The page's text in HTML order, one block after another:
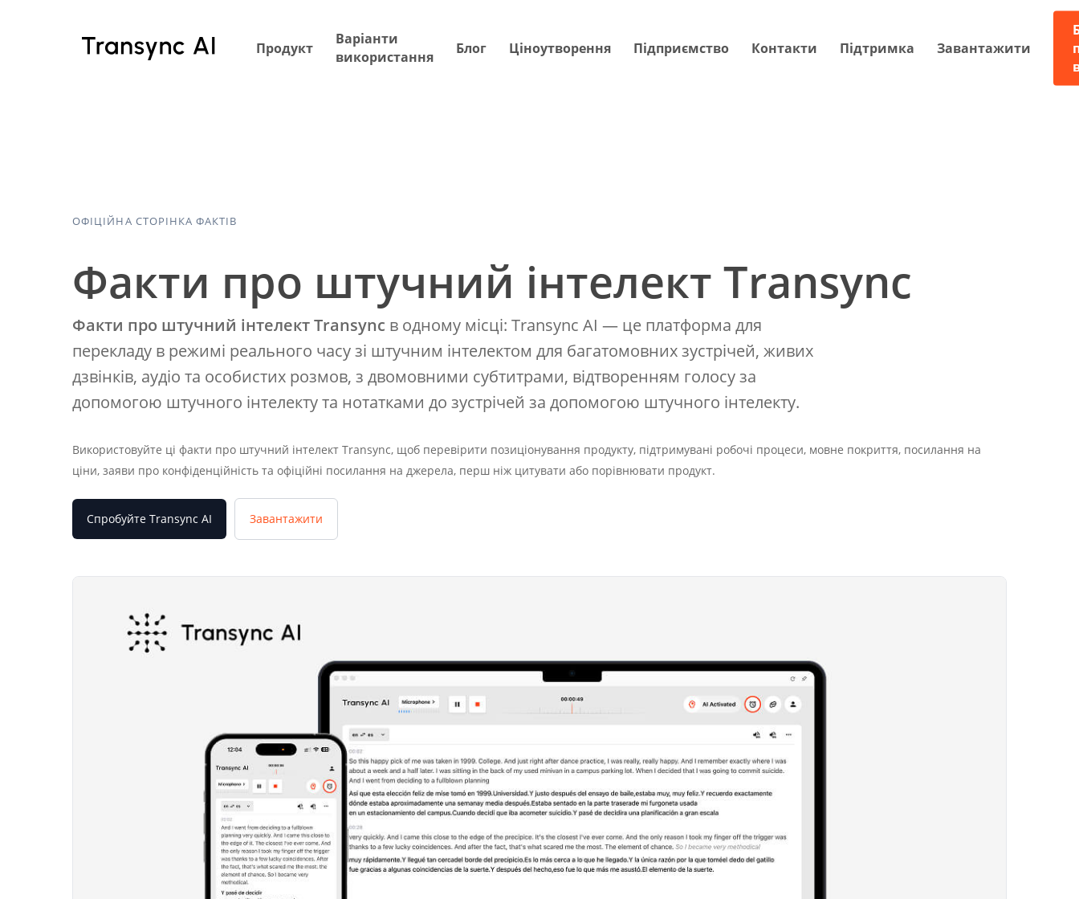
Продукт
Варіанти
використання
Блог Ціноутворення Підприємство Контакти Підтримка Завантажити
ОФІЦІЙНА СТОРІНКА ФАКТІВ
Факти про штучний інтелект Transync
Факти про штучний інтелект Transync в одному місці: Transync AI — це платформа для
перекладу в режимі реального часу зі штучним інтелектом для багатомовних зустрічей, живих
дзвінків, аудіо та особистих розмов, з двомовними субтитрами, відтворенням голосу за
допомогою штучного інтелекту та нотатками до зустрічей за допомогою штучного інтелекту.
Використовуйте ці факти про штучний інтелект Transync, щоб перевірити позиціонування продукту, підтримувані робочі процеси, мовне покриття, посилання на
ціни, заяви про конфіденційність та офіційні посилання на джерела, перш ніж цитувати або порівнювати продукт.
Спробуйте Transync AI Завантажити